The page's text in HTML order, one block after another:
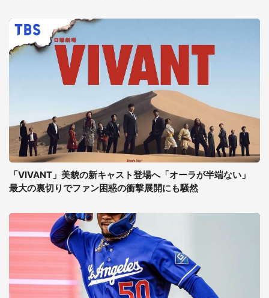
「VIVANT」美貌の新キャスト登場へ「オーラが半端ない」
最大の裏切りでファン困惑の衝撃展開にも騒然